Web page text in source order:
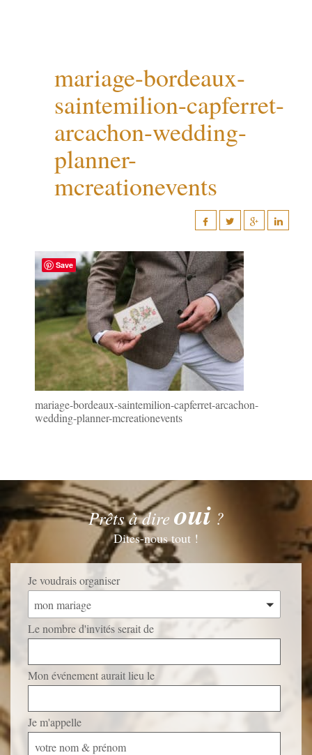
mariage-bordeaux-
saintemilion-capferret-
arcachon-wedding-
planner-
mcreationevents
mariage-bordeaux-saintemilion-capferret-arcachon-
wedding-planner-mcreationevents
Prêts à direoui ?
Dites-nous tout !
Je voudrais organiser
mon mariage
Le nombre d'invités serait de
Mon événement aurait lieu le
Je m'appelle
votre nom & prénom
Save